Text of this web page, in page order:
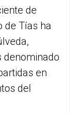
de
de Tías ha
denominado
en
del